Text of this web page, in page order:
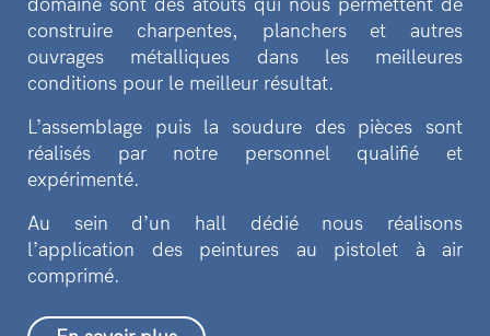
domaine sont des atouts qui nous permettent de
construire charpentes, planchers et autres
ouvrages métalliques dans les meilleures
conditions pour le meilleur résultat.
L’assemblage puis la soudure des pièces sont
réalisés par notre personnel qualifié et
expérimenté.
Au sein d’un hall dédié nous réalisons
l’application des peintures au pistolet à air
comprimé.